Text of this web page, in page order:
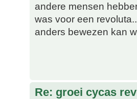
andere mensen
was voor een
anders bewezen kan
Re: groei cycas